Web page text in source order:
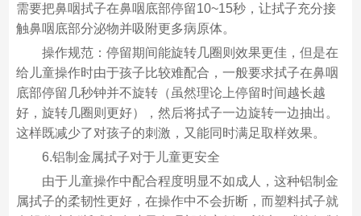
需要把鼻咽拭子在鼻咽底部停留10~15秒，让拭子充分接
触鼻咽底部分泌物并吸附更多病原体。
操作规范：停留期间能旋转几圈则效果更佳，但是在
给儿童操作时由于孩子比较难配合，一般要求拭子在鼻咽
底部停留几秒钟并不旋转（虽然理论上停留时间越长越
好，旋转几圈则更好），然后将拭子一边旋转一边抽出。
这样既减少了对孩子的刺激，又能同时满足取样效果。
6.铝制金属拭子对于儿童更安全
由于儿童操作中配合程度明显不如成人，这种铝制金
属拭子的柔韧性更好，在操作中不会折断，而塑料拭子就